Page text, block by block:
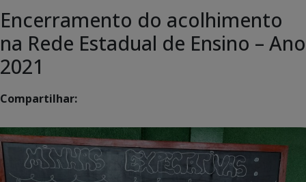
Encerramento do acolhimento
na Rede Estadual de Ensino – Ano
2021
Compartilhar: